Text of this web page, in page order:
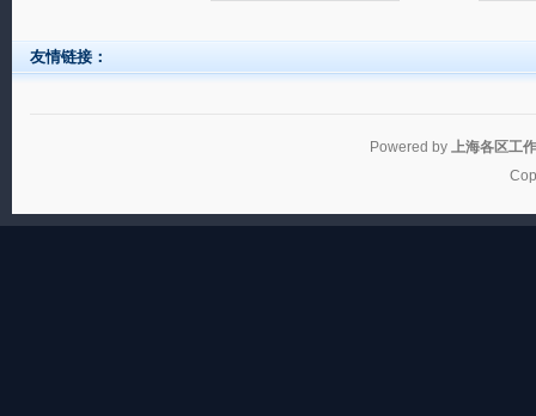
友情链接：
Powered by 上海各区工